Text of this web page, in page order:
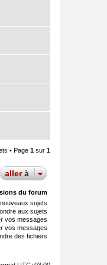
• Page 1 sur 1
allerà
du forum
sujets
aux sujets
vos messages
vos messages
des fichiers